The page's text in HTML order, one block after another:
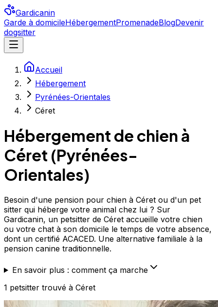
Gardicanin
Garde à domicileHébergementPromenadeBlogDevenir
dogsitter
Accueil
Hébergement
Pyrénées-Orientales
Céret
Hébergement de chien à
Céret (Pyrénées-
Orientales)
Besoin d'une pension pour chien à Céret ou d'un pet
sitter qui héberge votre animal chez lui ? Sur
Gardicanin, un petsitter de Céret accueille votre chien
ou votre chat à son domicile le temps de votre absence,
dont un certifié ACACED. Une alternative familiale à la
pension canine traditionnelle.
En savoir plus : comment ça marche
1 petsitter trouvé à Céret